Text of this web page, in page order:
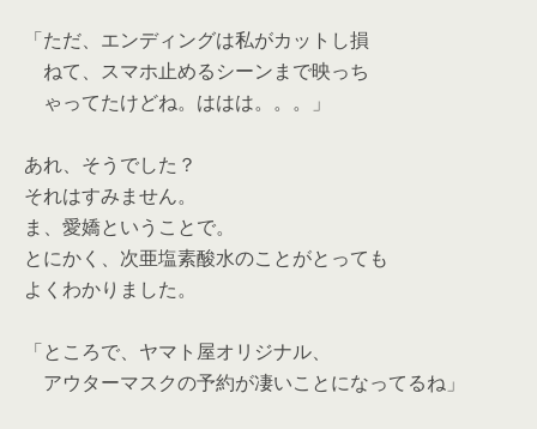
「ただ、エンディングは私がカットし損
ねて、スマホ止めるシーンまで映っち
ゃってたけどね。ははは。。。」
あれ、そうでした？
それはすみません。
ま、愛嬌ということで。
とにかく、次亜塩素酸水のことがとっても
よくわかりました。
「ところで、ヤマト屋オリジナル、
アウターマスクの予約が凄いことになってるね」